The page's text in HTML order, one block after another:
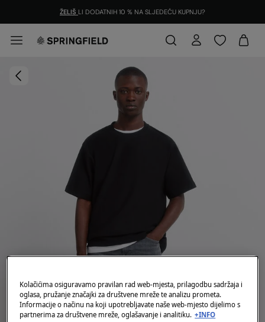
ŽELIŠ LI DODATNIH 10 % NA SLJEDEĆU KUPNJU?
Kolačićima osiguravamo pravilan rad web-mjesta, prilagodbu sadržaja i
oglasa, pružanje značajki za društvene mreže te analizu prometa.
Informacije o načinu na koji upotrebljavate naše web-mjesto dijelimo s
partnerima za društvene mreže, oglašavanje i analitiku. +INFO